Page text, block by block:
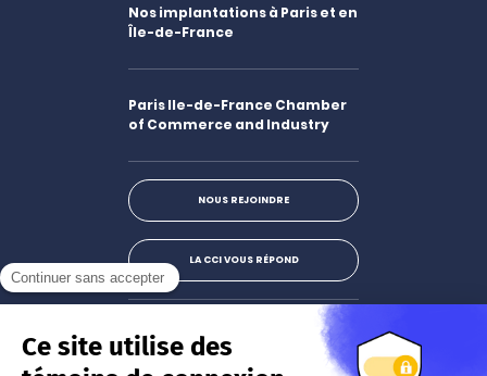
Nos implantations à Paris et en
Île-de-France
Paris Ile-de-France Chamber
of Commerce and Industry
NOUS REJOINDRE
LA CCI VOUS RÉPOND
Instagram
S'abonner à la newsletter